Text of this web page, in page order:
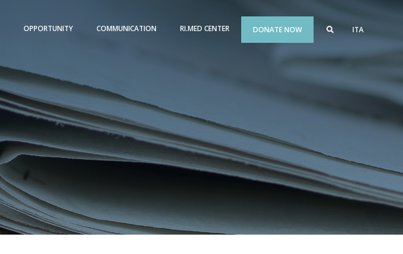
OPPORTUNITY COMMUNICATION RI.MED CENTER DONATE NOW ITA